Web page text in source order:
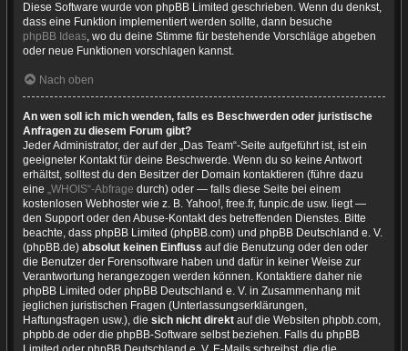
Diese Software wurde von phpBB Limited geschrieben. Wenn du denkst,
dass eine Funktion implementiert werden sollte, dann besuche
phpBB Ideas, wo du deine Stimme für bestehende Vorschläge abgeben
oder neue Funktionen vorschlagen kannst.
Nach oben
An wen soll ich mich wenden, falls es Beschwerden oder juristische
Anfragen zu diesem Forum gibt?
Jeder Administrator, der auf der „Das Team“-Seite aufgeführt ist, ist ein
geeigneter Kontakt für deine Beschwerde. Wenn du so keine Antwort
erhältst, solltest du den Besitzer der Domain kontaktieren (führe dazu
eine „WHOIS“-Abfrage durch) oder — falls diese Seite bei einem
kostenlosen Webhoster wie z. B. Yahoo!, free.fr, funpic.de usw. liegt —
den Support oder den Abuse-Kontakt des betreffenden Dienstes. Bitte
beachte, dass phpBB Limited (phpBB.com) und phpBB Deutschland e. V.
(phpBB.de) absolut keinen Einfluss auf die Benutzung oder den oder
die Benutzer der Forensoftware haben und dafür in keiner Weise zur
Verantwortung herangezogen werden können. Kontaktiere daher nie
phpBB Limited oder phpBB Deutschland e. V. in Zusammenhang mit
jeglichen juristischen Fragen (Unterlassungserklärungen,
Haftungsfragen usw.), die sich nicht direkt auf die Websiten phpbb.com,
phpbb.de oder die phpBB-Software selbst beziehen. Falls du phpBB